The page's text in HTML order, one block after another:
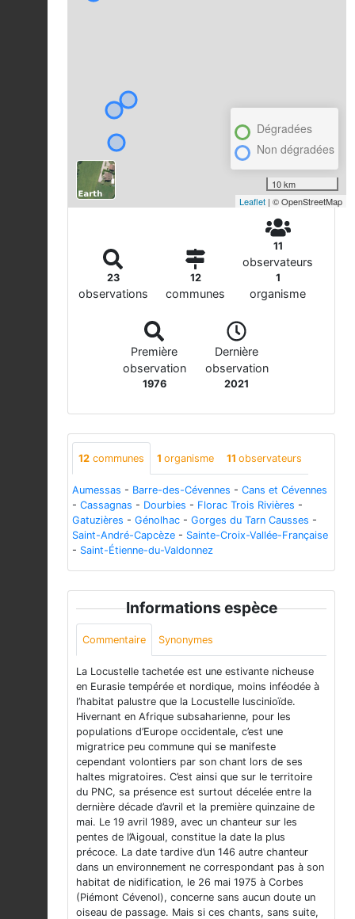
Dégradées
Non dégradées
10 km
Leaflet | © OpenStreetMap
23
observations
12
communes
11
observateurs
1
organisme
Première
observation
1976
Dernière
observation
2021
12 communes 1 organisme 11 observateurs
Aumessas - Barre-des-Cévennes - Cans et Cévennes
- Cassagnas - Dourbies - Florac Trois Rivières -
Gatuzières - Génolhac - Gorges du Tarn Causses -
Saint-André-Capcèze - Sainte-Croix-Vallée-Française
- Saint-Étienne-du-Valdonnez
Informations espèce
Commentaire Synonymes
La Locustelle tachetée est une estivante nicheuse
en Eurasie tempérée et nordique, moins inféodée à
l’habitat palustre que la Locustelle luscinioïde.
Hivernant en Afrique subsaharienne, pour les
populations d’Europe occidentale, c’est une
migratrice peu commune qui se manifeste
cependant volontiers par son chant lors de ses
haltes migratoires. C’est ainsi que sur le territoire
du PNC, sa présence est surtout décelée entre la
dernière décade d’avril et la première quinzaine de
mai. Le 19 avril 1989, avec un chanteur sur les
pentes de l’Aigoual, constitue la date la plus
précoce. La date tardive d’un 146 autre chanteur
dans un environnement ne correspondant pas à son
habitat de nidification, le 26 mai 1975 à Corbes
(Piémont Cévenol), concerne sans aucun doute un
oiseau de passage. Mais si ces chants, sans suite,